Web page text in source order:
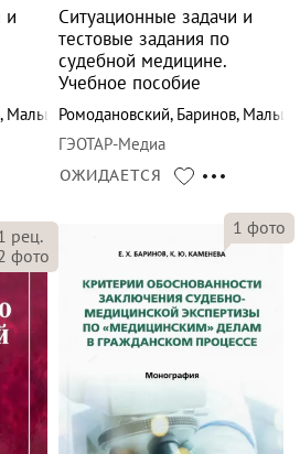
и
, Мальцев
Ситуационные задачи и
тестовые задания по
судебной медицине.
Учебное пособие
Ромодановский, Баринов,
ГЭОТАР-Медиа
ОЖИДАЕТСЯ
рец.
фото
1 фото